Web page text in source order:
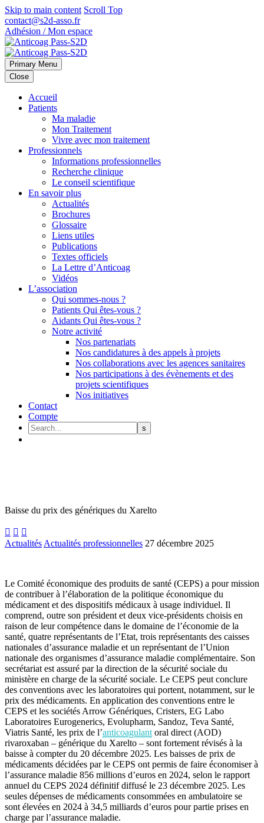
Skip to main content Scroll Top
contact@s2d-asso.fr
Adhésion / Mon espace
Primary Menu
Close
Accueil
Patients
Ma maladie
Mon Traitement
Vivre avec mon traitement
Professionnels
Informations professionnelles
Recherche clinique
Le conseil scientifique
En savoir plus
Actualités
Brochures
Glossaire
Liens utiles
Publications
Textes officiels
La Lettre d’Anticoag
Vidéos
L’association
Qui sommes-nous ?
Patients Qui êtes-vous ?
Aidants Qui êtes-vous ?
Notre activité
Nos partenariats
Nos candidatures à des appels à projets
Nos collaborations avec les agences sanitaires
Nos participations à des évènements et des
projets scientifiques
Nos initiatives
Contact
Compte
Baisse du prix des génériques du Xarelto
  
Actualités Actualités professionnelles 27 décembre 2025
Le Comité économique des produits de santé (CEPS) a pour mission
de contribuer à l’élaboration de la politique économique du
médicament et des dispositifs médicaux à usage individuel. Il
comprend, outre son président et deux vice-présidents choisis en
raison de leur compétence dans le domaine de l’économie de la
santé, quatre représentants de l’Etat, trois représentants des caisses
nationales d’assurance maladie et un représentant de l’Union
nationale des organismes d’assurance maladie complémentaire. Son
secrétariat est assuré par la direction de la sécurité sociale du
ministère en charge de la sécurité sociale. Le CEPS peut conclure
des conventions avec les laboratoires qui portent, notamment, sur le
prix des médicaments. En application des conventions entre le
CEPS et les sociétés Arrow Génériques, Cristers, EG Labo
Laboratoires Eurogenerics, Evolupharm, Sandoz, Teva Santé,
Viatris Santé, les prix de l’anticoagulant oral direct (AOD)
rivaroxaban – générique du Xarelto – sont fortement révisés à la
baisse à compter du 20 décembre 2025. Les baisses de prix de
médicaments décidées par le CEPS ont permis de faire économiser à
l’assurance maladie 856 millions d’euros en 2024, selon le rapport
annuel du CEPS 2024 définitif diffusé le 23 décembre 2025. Les
seules dépenses de médicaments consommées en ambulatoire se
sont élevées en 2024 à 34,5 milliards d’euros pour partie prises en
charge par l’assurance maladie.